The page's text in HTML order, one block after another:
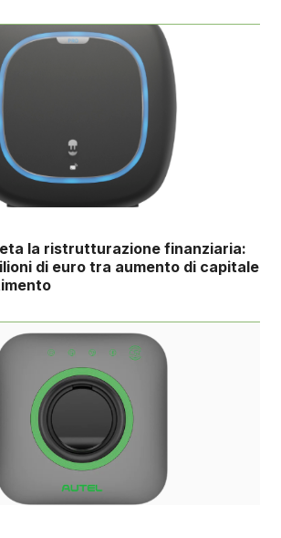
la ristrutturazione finanziaria:
di euro tra aumento di capitale